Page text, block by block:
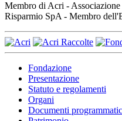
Membro di Acri -
Risparmio SpA - Membro
Fondazione
Presentazione
Statuto e regolamenti
Organi
Documenti